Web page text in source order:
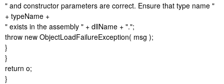
" and constructor parameters are correct. Ensure that type name "
+ typeName +
" exists in the assembly " + dllName + ".";
throw new ObjectLoadFailureException( msg );
}
}
return o;
}